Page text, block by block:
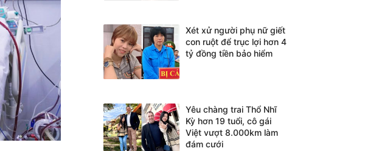
Xét xử người phụ nữ giết
con ruột để trục lợi hơn 4
tỷ đồng tiền bảo hiểm
Yêu chàng trai Thổ Nhĩ
Kỳ hơn 19 tuổi, cô gái
Việt vượt 8.000km làm
đám cưới